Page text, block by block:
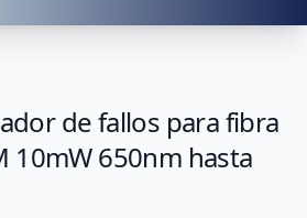
de fallos para fibra
10mW 650nm hasta